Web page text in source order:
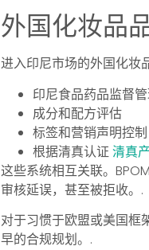
外国化妆品
进入印尼市场的外国化妆
印尼食品药品监督
成分和配方评估
标签和营销声明控制
根据清真认证清真
这些系统相互关联。
审核延误，甚至被拒收。.
对于习惯于欧盟或美国框
早的合规规划。.